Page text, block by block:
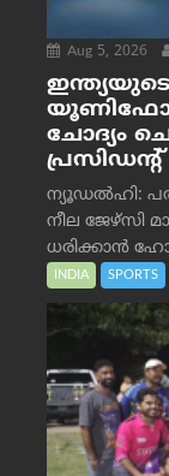
Aug 5, 2026
യൂണിഫോം
ചോദ്യം
പ്രസിഡന്റ്
ന്യൂഡൽഹി:
നീല ജേഴ്‌സി
ധരിക്കാൻ
INDIA SPORTS